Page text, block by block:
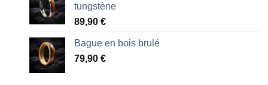
tungstène
89,90 €
Bague en bois brulé
79,90 €